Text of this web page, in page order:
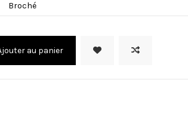
Broché
au panier